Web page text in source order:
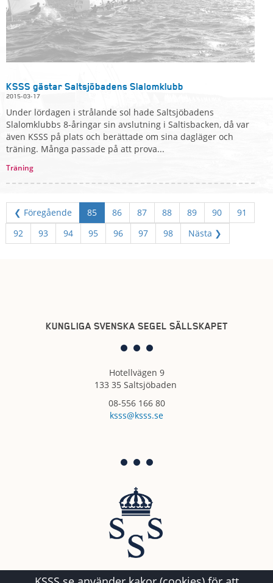
KSSS gästar Saltsjöbadens Slalomklubb
2015-03-17
Under lördagen i strålande sol hade Saltsjöbadens
Slalomklubbs 8-åringar sin avslutning i Saltisbacken, då var
även KSSS på plats och berättade om sina dagläger och
träning. Många passade på att prova...
Träning
❮ Föregående 85 86 87 88 89 90
91
92
93 94 95 96 97 98 Nästa ❯
KUNGLIGA SVENSKA SEGEL SÄLLSKAPET
Hotellvägen 9
133 35 Saltsjöbaden
08-556 166 80
ksss@ksss.se